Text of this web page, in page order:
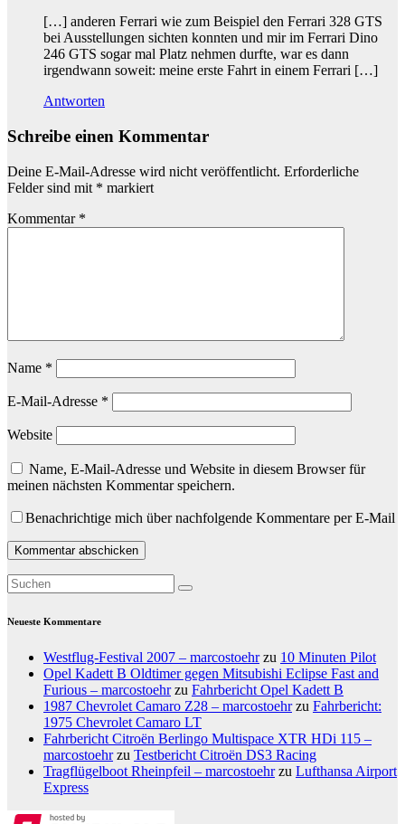
[…] anderen Ferrari wie zum Beispiel den Ferrari 328 GTS
bei Ausstellungen sichten konnten und mir im Ferrari Dino
246 GTS sogar mal Platz nehmen durfte, war es dann
irgendwann soweit: meine erste Fahrt in einem Ferrari […]
Antworten
Schreibe einen Kommentar
Deine E-Mail-Adresse wird nicht veröffentlicht. Erforderliche
Felder sind mit * markiert
Kommentar *
Name *
E-Mail-Adresse *
Website
Name, E-Mail-Adresse und Website in diesem Browser für
meinen nächsten Kommentar speichern.
Benachrichtige mich über nachfolgende Kommentare per E-Mail
Neueste Kommentare
Westflug-Festival 2007 – marcostoehrzu 10 Minuten Pilot
Opel Kadett B Oldtimer gegen Mitsubishi Eclipse Fast and
Furious – marcostoehrzu Fahrbericht Opel Kadett B
1987 Chevrolet Camaro Z28 – marcostoehrzu Fahrbericht:
1975 Chevrolet Camaro LT
Fahrbericht Citroën Berlingo Multispace XTR HDi 115 –
marcostoehrzu Testbericht Citroën DS3 Racing
Tragflügelboot Rheinpfeil – marcostoehrzu Lufthansa Airport
Express